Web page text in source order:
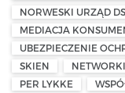
NORWESKI URZĄD
MEDIACJA
UBEZPIECZENIE
SKIEN
PER LYKKE